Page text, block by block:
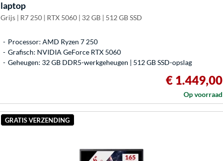
laptop
Grijs | R7 250 | RTX 5060 | 32 GB | 512 GB SSD
Processor: AMD Ryzen 7 250
Grafisch: NVIDIA GeForce RTX 5060
Geheugen: 32 GB DDR5-werkgeheugen | 512 GB SSD-opslag
€ 1.449,00
Op voorraad
GRATIS VERZENDING